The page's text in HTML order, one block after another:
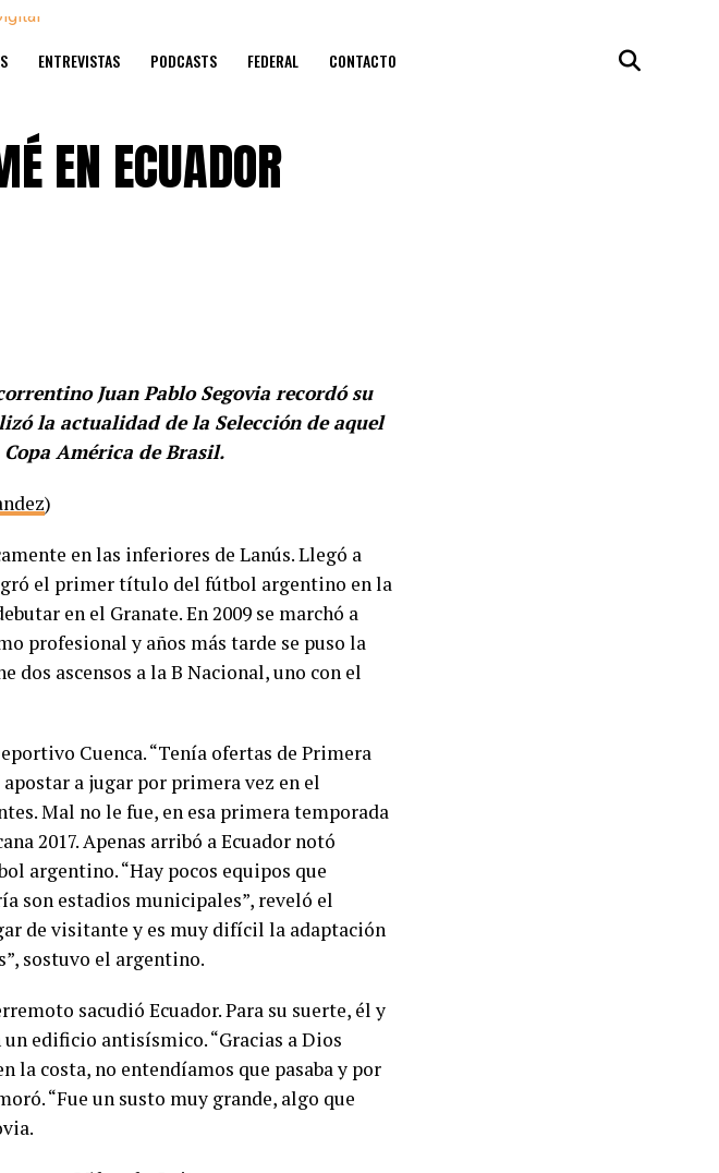
ENTREVISTAS PODCASTS FEDERAL CONTACTO
EN ECUADOR
Juan Pablo Segovia recordó su
la actualidad de la Selección de aquel
América de Brasil.
)
en las inferiores de Lanús. Llegó a
el primer título del fútbol argentino en la
en el Granate. En 2009 se marchó a
profesional y años más tarde se puso la
dos ascensos a la B Nacional, uno con el
Cuenca. “Tenía ofertas de Primera
a jugar por primera vez en el
Mal no le fue, en esa primera temporada
2017. Apenas arribó a Ecuador notó
argentino. “Hay pocos equipos que
son estadios municipales”, reveló el
de visitante y es muy difícil la adaptación
sostuvo el argentino.
sacudió Ecuador. Para su suerte, él y
un edificio antisísmico. “Gracias a Dios
la costa, no entendíamos que pasaba y por
“Fue un susto muy grande, algo que